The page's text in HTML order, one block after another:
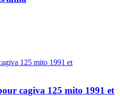
cagiva 125 mito 1991 et